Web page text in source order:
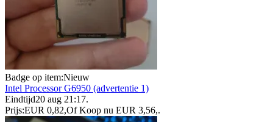
Badge op item:Nieuw
Intel Processor G6950 (advertentie 1)
Eindtijd20 aug 21:17.
Prijs:EUR 0,82,Of Koop nu EUR 3,56,.